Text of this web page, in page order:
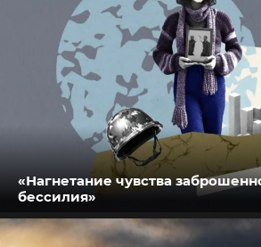
«Нагнетание чувства
бессилия»